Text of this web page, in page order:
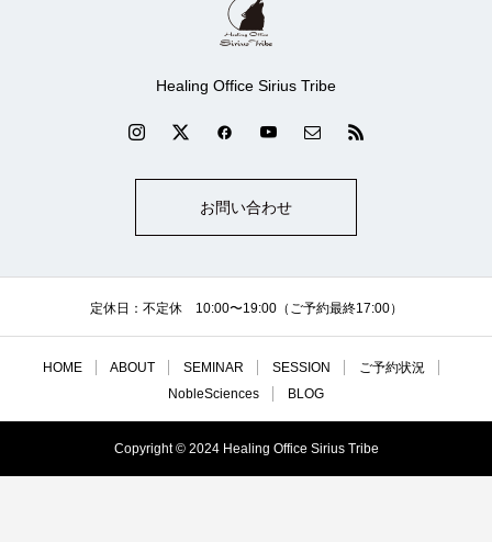
Healing Office Sirius Tribe
お問い合わせ
定休日：不定休 10:00〜19:00（ご予約最終17:00）
HOME ABOUT SEMINAR SESSION
ご予約状況
NobleSciences
BLOG
Copyright © 2024 Healing Office Sirius Tribe